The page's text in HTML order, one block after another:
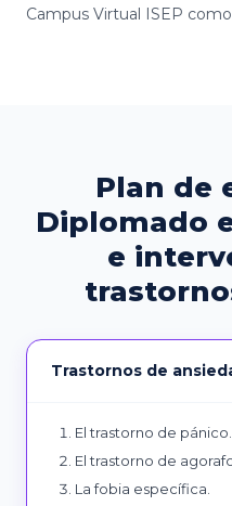
Campus Virtual ISEP
Plan de
Diplomado
e
Trastornos de
El trastorno de pánico.
El trastorno de
La fobia específica.